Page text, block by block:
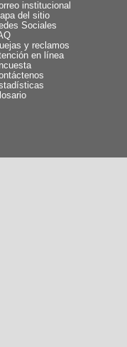
institucional
del sitio
Sociales
y reclamos
en línea